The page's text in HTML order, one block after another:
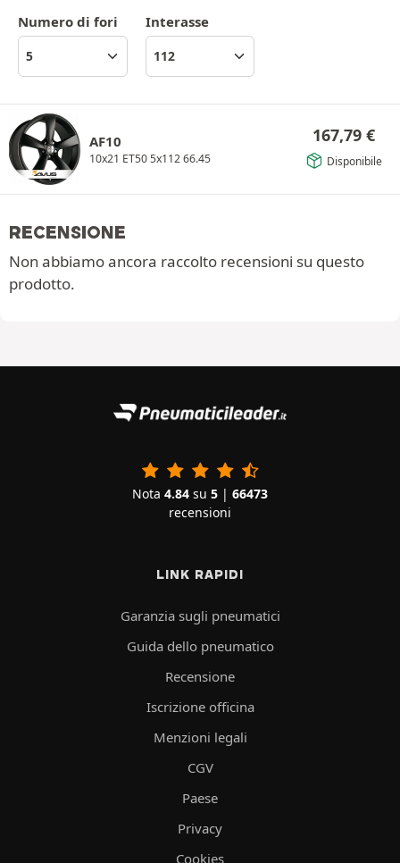
Numero di fori Interasse
AF10
10x21 ET50 5x112 66.45
167,79 €
Disponibile
RECENSIONE
Non abbiamo ancora raccolto recensioni su questo
prodotto.
Nota 4.84 su 5 | 66473
recensioni
LINK RAPIDI
Garanzia sugli pneumatici
Guida dello pneumatico
Recensione
Iscrizione officina
Menzioni legali
CGV
Paese
Privacy
Cookies